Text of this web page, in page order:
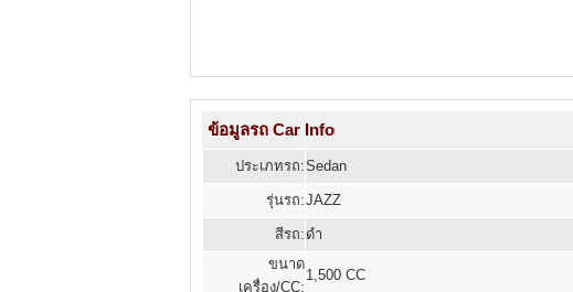
ข้อมูลรถ Car Info
ประเภทรถ:Sedan
รุ่นรถ:JAZZ
สีรถ: ดำ
ขนาด
เครื่อง/CC:
1,500 CC